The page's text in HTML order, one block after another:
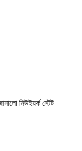
নিউইয়র্ক স্টেট